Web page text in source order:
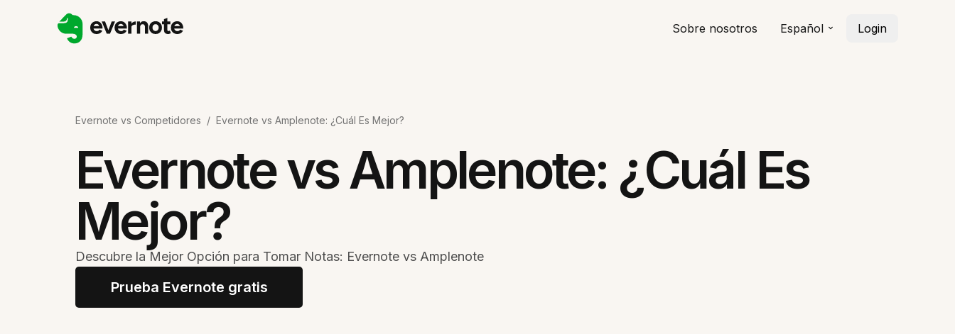
Sobre nosotros Español Login
Evernote vs Competidores / Evernote vs Amplenote: ¿Cuál Es Mejor?
Evernote vs Amplenote: ¿Cuál Es
Mejor?
Descubre la Mejor Opción para Tomar Notas: Evernote vs Amplenote
Prueba Evernote gratis